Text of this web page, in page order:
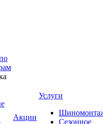
Акции
Услуги
Сезонное